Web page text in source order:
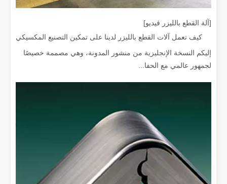
في مجال معالجة وترميم الأسطح، تعد إزالة الطلاء بالليزر إحدى التقنيات
كم سعر آلة القطع بالليزر？ كيفية اختيار الأفضل？
تعتبر آلات القطع بالليزر أداة حاسمة في التصنيع الحديث. سواء كنت
[آلة القطع بالليزر فيديو]
كيف تعمل آلات القطع بالليزر لدينا على تمكين التصنيع المكسيكي
إليكم النسخة الإنجليزية من منشور المدونة، وهي مصممة خصيصًا
لجمهور عالمي مع الحفا...